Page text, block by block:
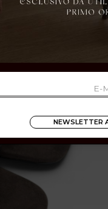
NEWSLETTER